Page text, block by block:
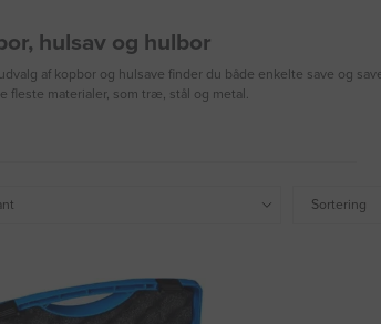
hulsav og hulbor
udvalg af kopbor og hulsave finder du både enkelte save og
fleste materialer, som træ, stål og metal.
Sortering